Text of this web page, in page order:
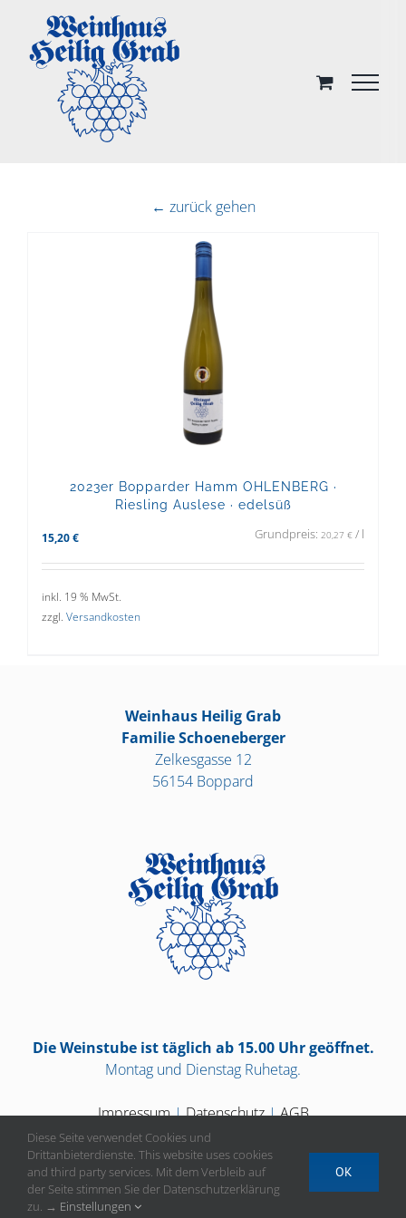
content
← zurück gehen
2023er Bopparder Hamm OHLENBERG ·
Riesling Auslese · edelsüß
15,20 € Grundpreis: 20,27 € / l
inkl. 19 % MwSt.
zzgl. Versandkosten
Weinhaus Heilig Grab
Familie Schoeneberger
Zelkesgasse 12
56154 Boppard
Die Weinstube ist täglich ab 15.00 Uhr geöffnet.
Montag und Dienstag Ruhetag.
Impressum|Datenschutz|AGB
Diese Seite verwendet Cookies und
Drittanbieterdienste. This website uses cookies
and third party services. Mit dem Verbleib auf
der Seite stimmen Sie der Datenschutzerklärung
zu. → Einstellungen
OK